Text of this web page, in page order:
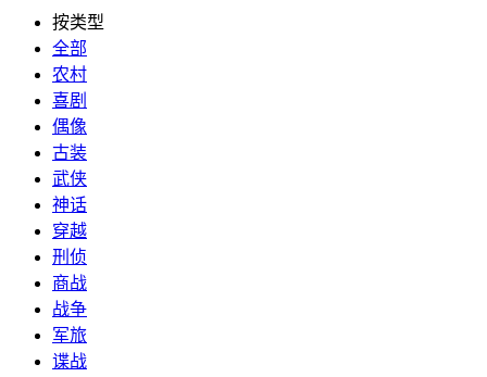
按类型
全部
农村
喜剧
偶像
古装
武侠
神话
穿越
刑侦
商战
战争
军旅
谍战